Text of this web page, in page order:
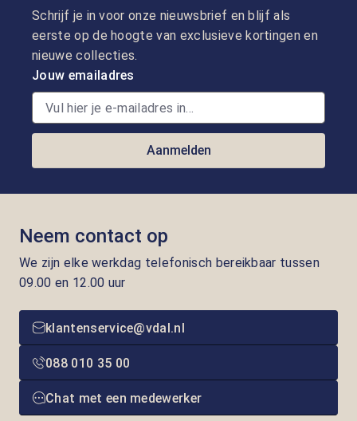
Schrijf je in voor onze nieuwsbrief en blijf als
eerste op de hoogte van exclusieve kortingen en
nieuwe collecties.
Jouw emailadres
Aanmelden
Neem contact op
We zijn elke werkdag telefonisch bereikbaar tussen
09.00 en 12.00 uur
klantenservice@vdal.nl
088 010 35 00
Chat met een medewerker